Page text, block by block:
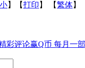
小】【打印 】 【繁体】
彩评论赢Q币 每月一